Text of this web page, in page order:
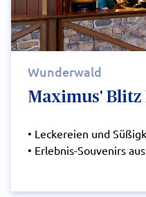
Wunderwald
Maximus' Blitz
• Leckereien und
• Erlebnis-Souvenirs